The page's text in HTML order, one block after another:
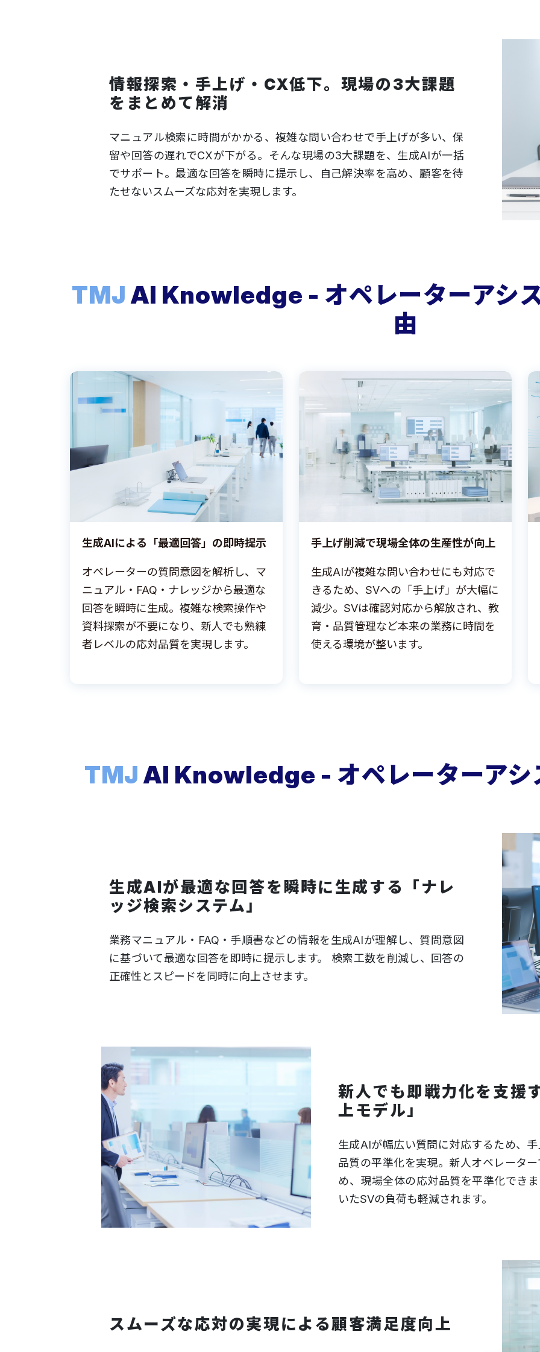
情報探索・手上げ・CX低下。現場の3大課題
をまとめて解消
マニュアル検索に時間がかかる、複雑な問い合わせで手上げが多い、保
留や回答の遅れでCXが下がる。そんな現場の3大課題を、生成AIが一括
でサポート。最適な回答を瞬時に提示し、自己解決率を高め、顧客を待
たせないスムーズな応対を実現します。
TMJAI Knowledge - オペレーターアシ
由
生成AIによる「最適回答」の即時提示
オペレーターの質問意図を解析し、マ
ニュアル・FAQ・ナレッジから最適な
回答を瞬時に生成。複雑な検索操作や
資料探索が不要になり、新人でも熟練
者レベルの応対品質を実現します。
手上げ削減で現場全体の生産性が向上
生成AIが複雑な問い合わせにも対応で
きるため、SVへの「手上げ」が大幅に
減少。SVは確認対応から解放され、教
育・品質管理など本来の業務に時間を
使える環境が整います。
TMJAI Knowledge - オペレーターアシ
生成AIが最適な回答を瞬時に生成する「ナレ
ッジ検索システム」
業務マニュアル・FAQ・手順書などの情報を生成AIが理解し、質問意図
に基づいて最適な回答を即時に提示します。 検索工数を削減し、回答の
正確性とスピードを同時に向上させます。
新人でも即戦力化を支援
上モデル」
生成AIが幅広い質問に対応するため、
品質の平準化を実現。新人オペレータ
め、現場全体の応対品質を平準化でき
いたSVの負荷も軽減されます。
スムーズな応対の実現による顧客満足度向上